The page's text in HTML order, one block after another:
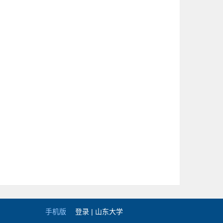
手机版 登录 | 山东大学